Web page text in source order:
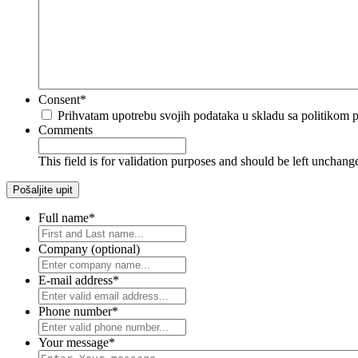
Consent*
Prihvatam upotrebu svojih podataka u skladu sa politikom
Comments
This field is for validation purposes and should be left
Full name*
Company (optional)
E-mail address*
Phone number*
Your message*